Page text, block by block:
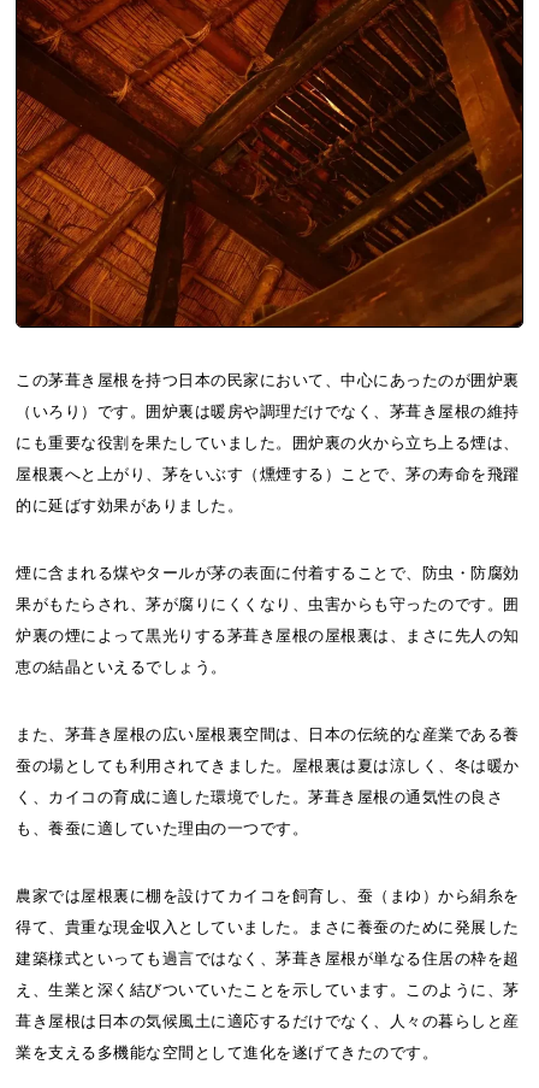
この茅葺き屋根を持つ日本の民家において、中心にあったのが囲炉裏
（いろり）です。囲炉裏は暖房や調理だけでなく、茅葺き屋根の維持
にも重要な役割を果たしていました。囲炉裏の火から立ち上る煙は、
屋根裏へと上がり、茅をいぶす（燻煙する）ことで、茅の寿命を飛躍
的に延ばす効果がありました。
煙に含まれる煤やタールが茅の表面に付着することで、防虫・防腐効
果がもたらされ、茅が腐りにくくなり、虫害からも守ったのです。囲
炉裏の煙によって黒光りする茅葺き屋根の屋根裏は、まさに先人の知
恵の結晶といえるでしょう。
また、茅葺き屋根の広い屋根裏空間は、日本の伝統的な産業である養
蚕の場としても利用されてきました。屋根裏は夏は涼しく、冬は暖か
く、カイコの育成に適した環境でした。茅葺き屋根の通気性の良さ
も、養蚕に適していた理由の一つです。
農家では屋根裏に棚を設けてカイコを飼育し、蚕（まゆ）から絹糸を
得て、貴重な現金収入としていました。まさに養蚕のために発展した
建築様式といっても過言ではなく、茅葺き屋根が単なる住居の枠を超
え、生業と深く結びついていたことを示しています。このように、茅
葺き屋根は日本の気候風土に適応するだけでなく、人々の暮らしと産
業を支える多機能な空間として進化を遂げてきたのです。